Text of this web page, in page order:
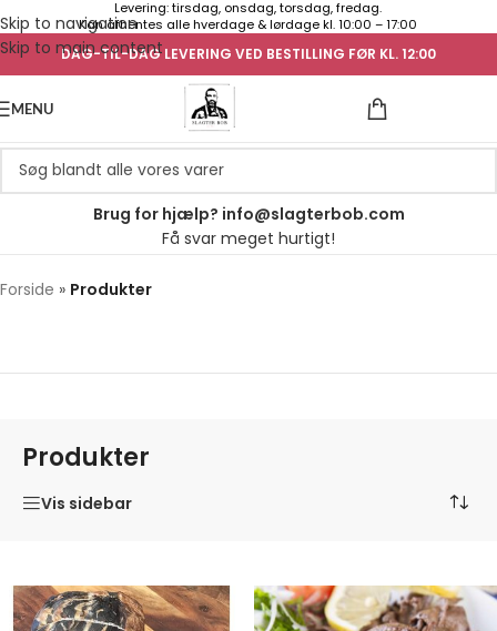
Skip to navigation
Skip to main content
Levering: tirsdag, onsdag, torsdag, fredag.
Kan afhentes alle hverdage & lørdage kl. 10:00 – 17:00
DAG-TIL-DAG LEVERING VED BESTILLING FØR KL. 12:00
MENU
Brug for hjælp? info@slagterbob.com
Få svar meget hurtigt!
Forside » Produkter
Produkter
Vis sidebar